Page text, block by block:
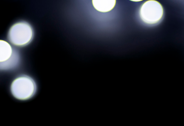
Ékszer -retusálási